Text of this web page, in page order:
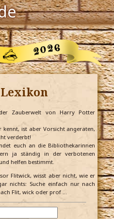
werden!
Lexikon
Zauberwelt von Harry Potter
ist aber Vorsicht angeraten,
verderbt!
euch an die Bibliothekarinnen
ja ständig in der verbotenen
helfen bestimmt.
Flitwick, wisst aber nicht, wie er
nichts: Suche einfach nur nach
Flit, wick oder prof …